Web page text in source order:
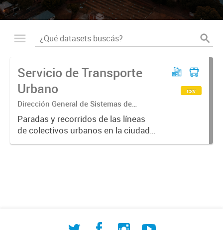
Servicio de Transporte
Urbano
Dirección General de Sistemas de
Información Geográfica
Paradas y recorridos de las líneas
de colectivos urbanos en la ciudad
de Corrientes
csv